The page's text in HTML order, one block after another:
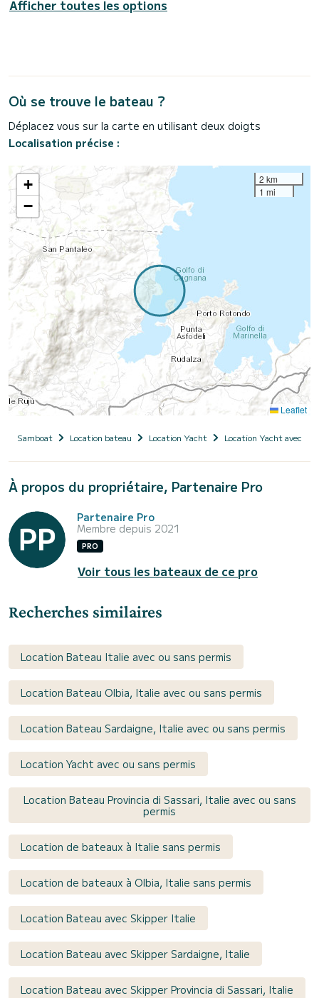
Afficher toutes les options
Où se trouve le bateau ?
Déplacez vous sur la carte en utilisant deux doigts
Localisation précise :
+
−
2 km
1 mi
Leaflet
Samboat Location bateau Location Yacht Location Yacht avec
À propos du propriétaire, Partenaire Pro
Partenaire Pro
Membre depuis 2021
PRO
Voir tous les bateaux de ce pro
Recherches similaires
Location Bateau Italie avec ou sans permis
Location Bateau Olbia, Italie avec ou sans permis
Location Bateau Sardaigne, Italie avec ou sans permis
Location Yacht avec ou sans permis
Location Bateau Provincia di Sassari, Italie avec ou sans
permis
Location de bateaux à Italie sans permis
Location de bateaux à Olbia, Italie sans permis
Location Bateau avec Skipper Italie
Location Bateau avec Skipper Sardaigne, Italie
Location Bateau avec Skipper Provincia di Sassari, Italie